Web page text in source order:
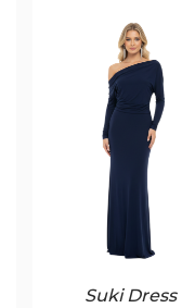
Suki Dress